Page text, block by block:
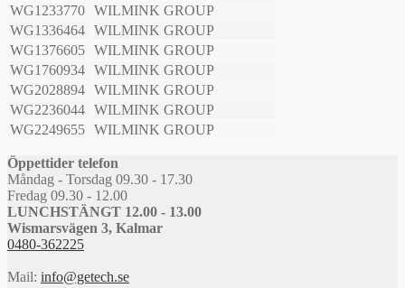
WG1233770 WILMINK GROUP
WG1336464 WILMINK GROUP
WG1376605 WILMINK GROUP
WG1760934 WILMINK GROUP
WG2028894 WILMINK GROUP
WG2236044 WILMINK GROUP
WG2249655 WILMINK GROUP
Öppettider telefon
Måndag - Torsdag 09.30 - 17.30
Fredag 09.30 - 12.00
LUNCHSTÄNGT 12.00 - 13.00
Wismarsvägen 3, Kalmar
0480-362225
Mail: info@getech.se